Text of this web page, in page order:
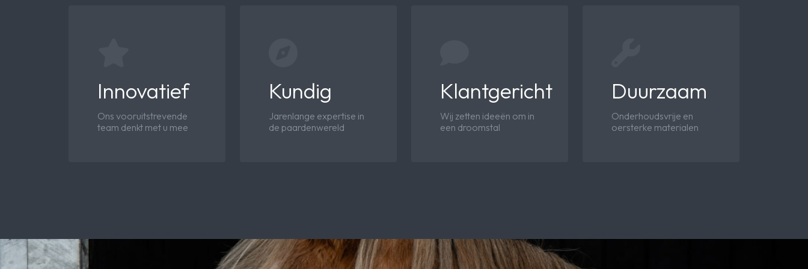
Innovatief
Ons vooruitstrevende
team denkt met u mee
Kundig
Jarenlange expertise in
de paardenwereld
Klantgericht
Wij zetten ideeën om in
een droomstal
Duurzaam
Onderhoudsvrije en
oersterke materialen